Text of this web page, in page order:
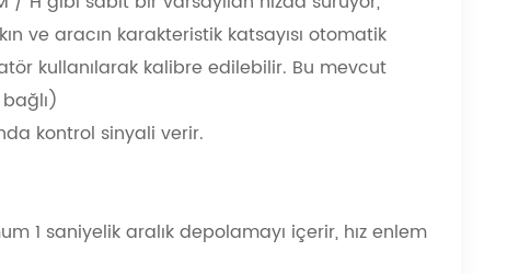
ve aracın karakteristik katsayısı otomatik
kullanılarak kalibre edilebilir. Bu mevcut
kontrol sinyali verir.
1 saniyelik aralık depolamayı içerir, hız enlem